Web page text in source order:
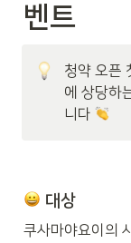
벤트
청약 오픈
에 상당하
니다
대상
쿠사마야요이의